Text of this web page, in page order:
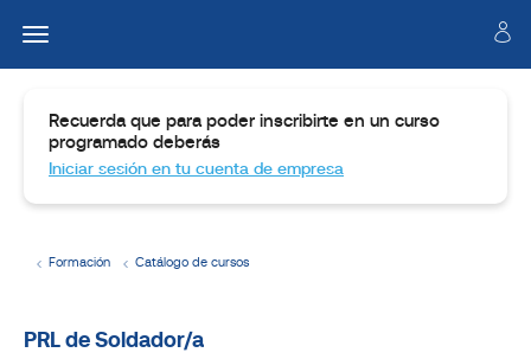
Formación Catálogo de cursos
Recuerda que para poder inscribirte en un curso
programado deberás
Iniciar sesión en tu cuenta de empresa
PRL de Soldador/a